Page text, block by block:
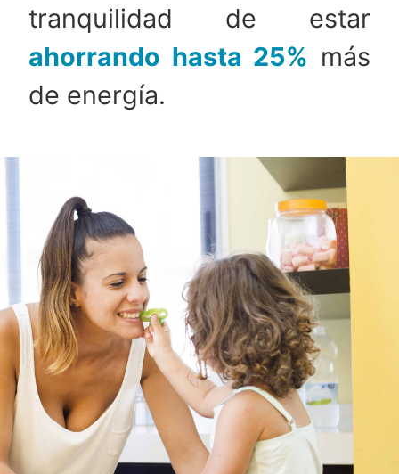
tranquilidad de estar
ahorrando hasta 25% más
de energía.